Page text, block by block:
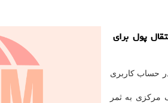
پول برای
حساب کاربری
مرکزی به ثمر